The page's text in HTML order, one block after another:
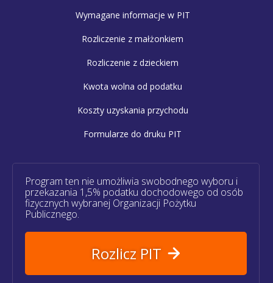
Wymagane informacje w PIT
Rozliczenie z małżonkiem
Rozliczenie z dzieckiem
Kwota wolna od podatku
Koszty uzyskania przychodu
Formularze do druku PIT
Program ten nie umożliwia swobodnego wyboru i
przekazania 1,5% podatku dochodowego od osób
fizycznych wybranej Organizacji Pożytku
Publicznego.
Rozlicz PIT